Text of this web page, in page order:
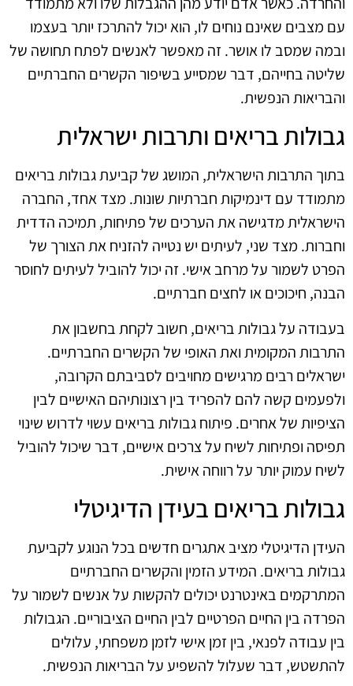
עם מצבים שאינם נוחים לו, הוא יכול להתרכז יותר בעצמו
ובמה שמסב לו אושר. זה מאפשר לאנשים לפתח תחושה של
שליטה בחייהם, דבר שמסייע בשיפור הקשרים החברתיים
והבריאות הנפשית.
גבולות בריאים ותרבות ישראלית
בתוך התרבות הישראלית, המושג של קביעת גבולות בריאים
מתמודד עם דינמיקות חברתיות שונות. מצד אחד, החברה
הישראלית מדגישה את הערכים של פתיחות, תמיכה הדדית
וחברות. מצד שני, לעיתים יש נטייה להזניח את הצורך של
הפרט לשמור על מרחב אישי. זה יכול להוביל לעיתים לחוסר
הבנה, חיכוכים או לחצים חברתיים.
בעבודה על גבולות בריאים, חשוב לקחת בחשבון את
התרבות המקומית ואת האופי של הקשרים החברתיים.
ישראלים רבים מרגישים מחויבים לסביבתם הקרובה,
ולפעמים קשה להם להפריד בין רצונותיהם האישיים לבין
הציפיות של אחרים. פיתוח גבולות בריאים עשוי לדרוש שינוי
תפיסה ופתיחות לשיח על צרכים אישיים, דבר שיכול להוביל
לשיח עמוק יותר על רווחה אישית.
גבולות בריאים בעידן הדיגיטלי
העידן הדיגיטלי מציב אתגרים חדשים בכל הנוגע לקביעת
גבולות בריאים. המידע הזמין והקשרים החברתיים
המתרקמים באינטרנט יכולים להקשות על אנשים לשמור על
הפרדה בין החיים הפרטיים לבין החיים הציבוריים. הגבולות
בין עבודה לפנאי, בין זמן אישי לזמן משפחתי, עלולים
להתשטש, דבר שעלול להשפיע על הבריאות הנפשית.